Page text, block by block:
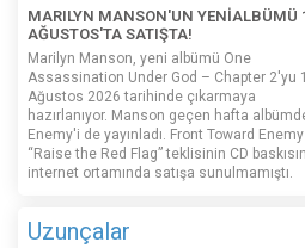
MARILYN MANSON'UN YENİALBÜMÜ
AĞUSTOS'TA SATIŞTA!
Marilyn Manson, yeni albümü One
Assassination Under God – Chapter 2'yu
Ağustos 2026 tarihinde çıkarmaya
hazırlanıyor. Manson geçen hafta
Enemy'i de yayınladı. Front Toward
“Raise the Red Flag” teklisinin CD
internet ortamında satışa sunulmamıştı.
Uzunçalar